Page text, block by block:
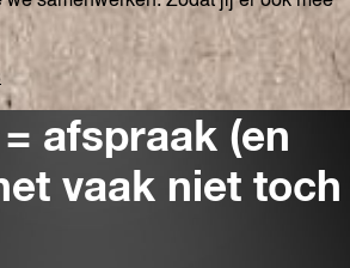
afspraak (en
vaak niet toch